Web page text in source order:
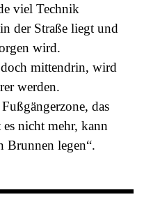
viel Technik
der Straße liegt und
wird.
mittendrin, wird
werden.
das
nicht mehr, kann
Brunnen legen“.